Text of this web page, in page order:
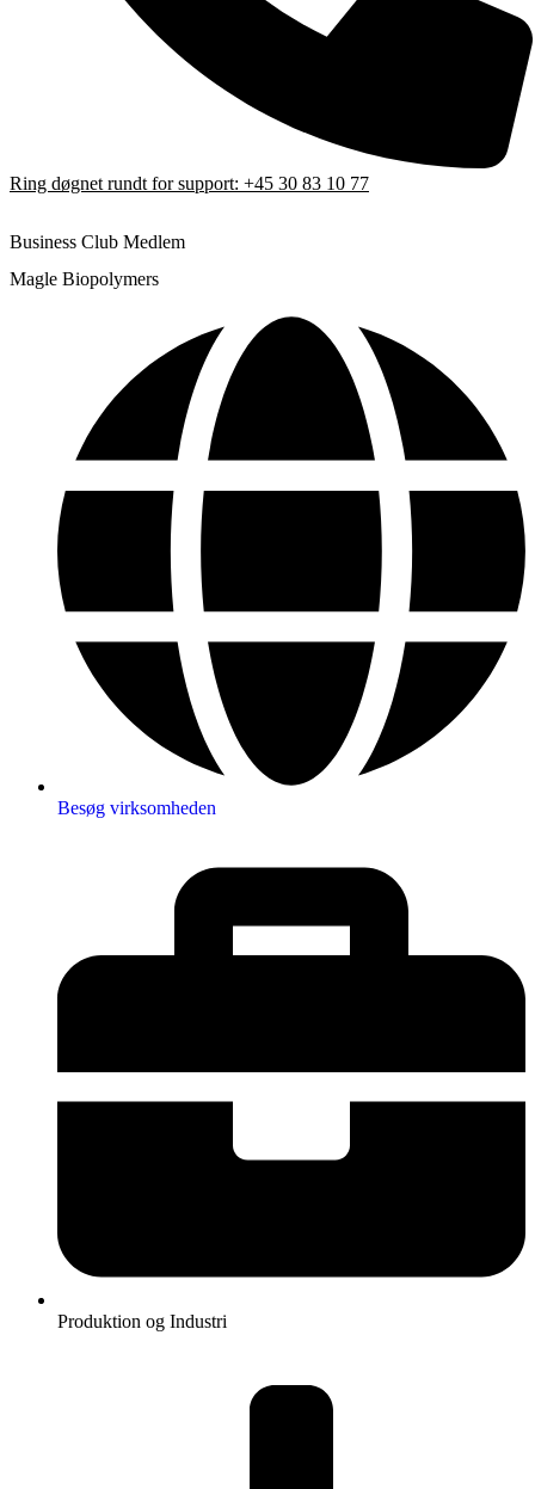
Ring døgnet rundt for support: +45 30 83 10 77
Business Club Medlem
Magle Biopolymers
Besøg virksomheden
Produktion og Industri